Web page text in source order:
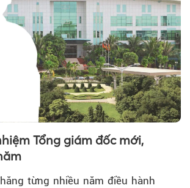
Tổng giám đốc mới,
từng nhiều năm điều hành